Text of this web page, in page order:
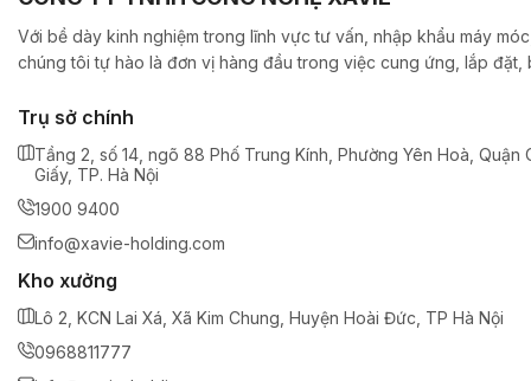
Với bề dày kinh nghiệm trong lĩnh vực tư vấn, nhập khẩu máy
chúng tôi tự hào là đơn vị hàng đầu trong việc cung ứng, lắp đặt,
Trụ sở chính
Tầng 2, số 14, ngõ 88 Phố Trung Kính, Phường Yên Hoà, Quận
Giấy, TP. Hà Nội
1900 9400
info@xavie-holding.com
Kho xưởng
Lô 2, KCN Lai Xá, Xã Kim Chung, Huyện Hoài Đức, TP Hà Nội
0968811777